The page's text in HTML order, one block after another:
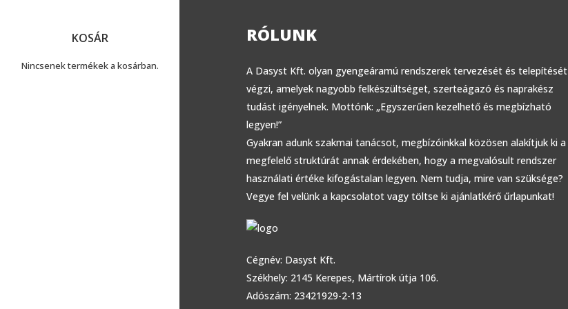
KOSÁR
Nincsenek termékek a kosárban.
RÓLUNK
A Dasyst Kft. olyan gyengeáramú rendszerek tervezését és telepítését
végzi, amelyek nagyobb felkészültséget, szerteágazó és naprakész
tudást igényelnek. Mottónk: „Egyszerűen kezelhető és megbízható
legyen!”
Gyakran adunk szakmai tanácsot, megbízóinkkal közösen alakítjuk ki a
megfelelő struktúrát annak érdekében, hogy a megvalósult rendszer
használati értéke kifogástalan legyen. Nem tudja, mire van szüksége?
Vegye fel velünk a kapcsolatot vagy töltse ki ajánlatkérő űrlapunkat!
Cégnév: Dasyst Kft.
Székhely: 2145 Kerepes, Mártírok útja 106.
Adószám: 23421929-2-13